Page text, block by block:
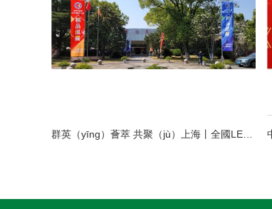
群英（yīng）薈萃 共聚（jù）上海丨全國LED精品巡（xún）展攜手共謀行業發展大計